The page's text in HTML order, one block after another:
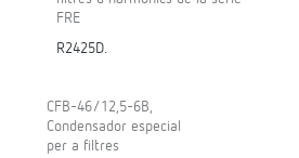
FRE
R2425D.
CFB-46/12,5-6B,
Condensador especial
per a filtres